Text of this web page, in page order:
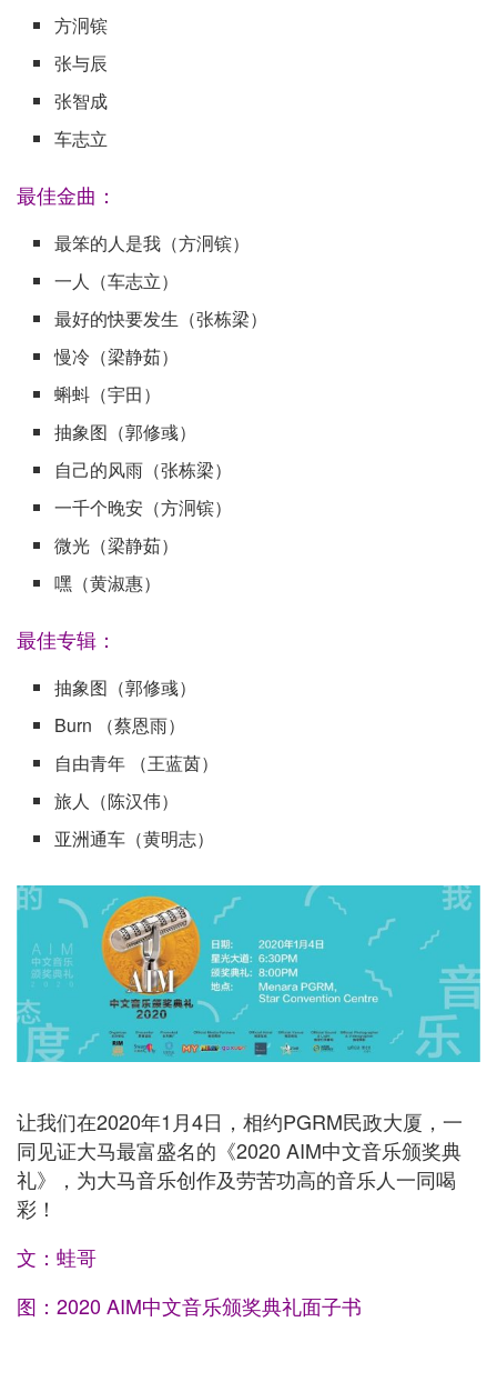
方泂镔
张与辰
张智成
车志立
最佳金曲：
最笨的人是我（方泂镔）
一人（车志立）
最好的快要发生（张栋梁）
慢冷（梁静茹）
蝌蚪（宇田）
抽象图（郭修彧）
自己的风雨（张栋梁）
一千个晚安（方泂镔）
微光（梁静茹）
嘿（黄淑惠）
最佳专辑：
抽象图（郭修彧）
Burn （蔡恩雨）
自由青年 （王蓝茵）
旅人（陈汉伟）
亚洲通车（黄明志）
让我们在2020年1月4日，相约PGRM民政大厦，一
同见证大马最富盛名的《2020 AIM中文音乐颁奖典
礼》，为大马音乐创作及劳苦功高的音乐人一同喝
彩！
文：蛙哥
图：2020 AIM中文音乐颁奖典礼面子书